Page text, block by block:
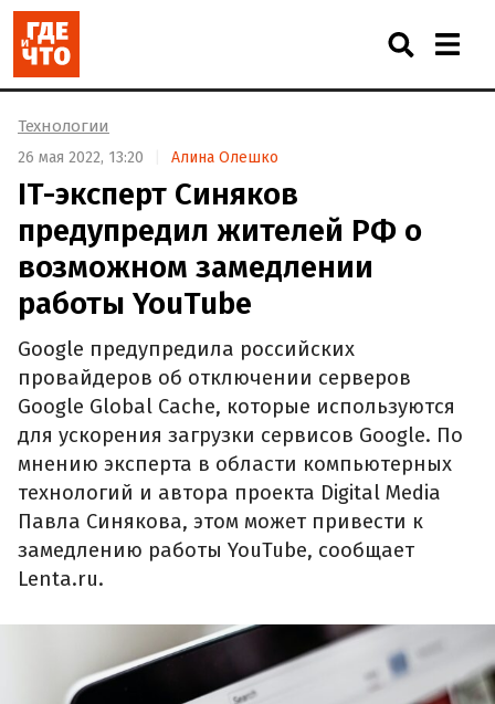
Технологии
26 мая 2022, 13:20 Алина Олешко
IT-эксперт Синяков
предупредил жителей РФ о
возможном замедлении
работы YouTube
Google предупредила российских
провайдеров об отключении серверов
Google Global Cache, которые используются
для ускорения загрузки сервисов Google. По
мнению эксперта в области компьютерных
технологий и автора проекта Digital Media
Павла Синякова, этом может привести к
замедлению работы YouTube, сообщает
Lenta.ru.